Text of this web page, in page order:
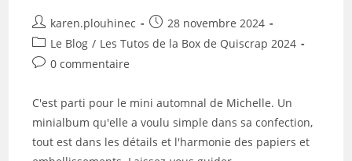
Auteur/autrice
de
la
publication :
karen.plouhinec
Publication
publiée :
28 novembre 2024
Post
category:
Le Blog / Les Tutos de la Box de Quiscrap 2024
Commentaires
publication :
0 commentaire
C'est parti pour le mini automnal de Michelle. Un
minialbum qu'elle a voulu simple dans sa confection,
tout est dans les détails et l'harmonie des papiers et